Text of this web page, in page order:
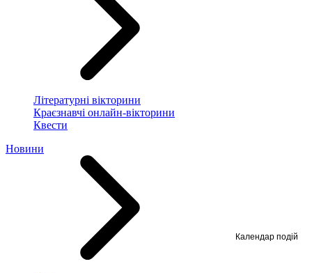
Літературні вікторини
Краєзнавчі онлайн-вікторини
Квести
Новини
Календар подій